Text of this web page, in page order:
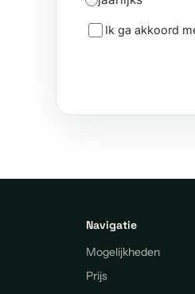
Navigatie
Mogelijkheden
Prijs